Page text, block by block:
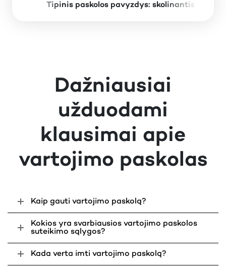
Fiksuotoji metinė palūkanų norma:
Vienkartinis sutarties sudarymo
Mėnesinis administravimo mokestis: 0.37%
kainos metinė norma):
17.76%
Eilinės mėnesio įmokos suma:
Visa grąžinama paskolos suma:
Vienkartinis kredito vertinimo
mokestis:
20€
Pildyti paraišką
Konkretų paskolos pasiūlymą kiekvienam klientui
pateikiame individualiai, įvertinę jo galimybes grąžinti
Tipinis paskolos pavyzdys: skolinantis 1000
Dažniausiai
užduodami
klausimai apie
vartojimo paskolas
Kaip gauti vartojimo paskolą?
Kokios yra svarbiausios vartojimo paskolos
suteikimo sąlygos?
Kada verta imti vartojimo paskolą?